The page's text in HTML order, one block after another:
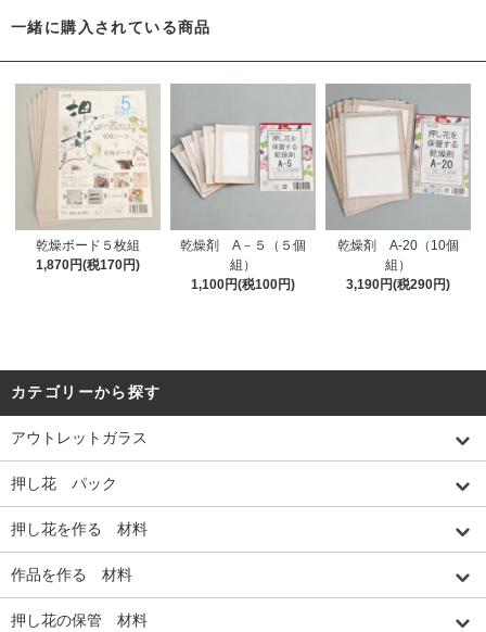
一緒に購入されている商品
乾燥ボード５枚組
1,870円(税170円)
乾燥剤 A－５（５個
組）
1,100円(税100円)
乾燥剤 A-20（10個
組）
3,190円(税290円)
カテゴリーから探す
アウトレットガラス
押し花 パック
押し花を作る 材料
作品を作る 材料
押し花の保管 材料